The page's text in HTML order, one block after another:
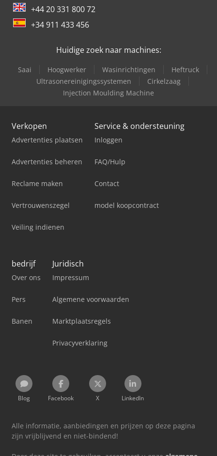
+44 20 331 800 72
+34 911 433 456
Huidige zoek naar machines:
Saai Hoogwerker Wasinrichtingen
Heftruck
Ultrasonereinigingssystemen
Cirkelzaag
Injection Moulding Machine
Verkopen
Advertenties plaatsen
Advertenties beheren
Reclame maken
Vertrouwenszegel
Veiling indienen
Service & ondersteuning
Inloggen
FAQ/Hulp
Contact
model koopcontract
bedrijf
Over ons
Pers
Banen
Juridisch
Impressum
Algemene voorwaarden
Marktplaatsregels
Privacyverklaring
Blog Facebook X LinkedIn
Alle informatie, aanbiedingen en prijzen op deze pagina
zijn vrijblijvend en niet-bindend!